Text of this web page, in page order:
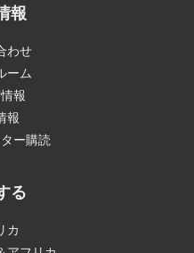
報
わせ
ーム
報
報
ー購読
る
カ